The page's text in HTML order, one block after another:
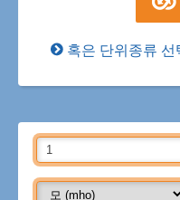
혹은 단위종류 선